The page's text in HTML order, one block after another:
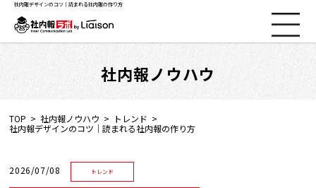
社内報ノウハウ
セミナー情報
Web社内報
社内報デザインのコツ｜読まれる社内報の作り方
社内報ノウハウ
TOP 社内報ノウハウ
トレンド
社内報デザインのコツ｜読まれる社内報の作り方
2026/07/08 トレンド